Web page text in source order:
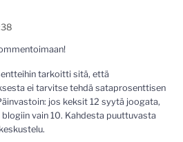
tarkoitti sitä, että
ei tarvitse tehdä sataprosenttisen
jos keksit 12 syytä joogata,
vain 10. Kahdesta puuttuvasta